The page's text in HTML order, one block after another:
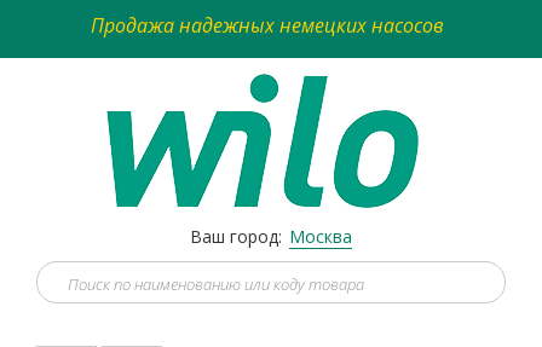
Продажа надежных немецких насосов
Ваш город: Москва